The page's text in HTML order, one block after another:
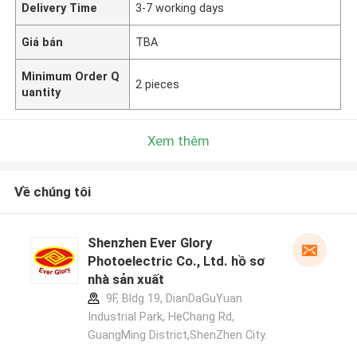
Delivery Time 3-7 working days
Giá bán TBA
Minimum Order Q
uantity
2 pieces
Xem thêm
Về chúng tôi
Shenzhen Ever Glory
Photoelectric Co., Ltd. hồ sơ
nhà sản xuất
9F, Bldg 19, DianDaGuYuan
Industrial Park, HeChang Rd,
GuangMing District,ShenZhen City.